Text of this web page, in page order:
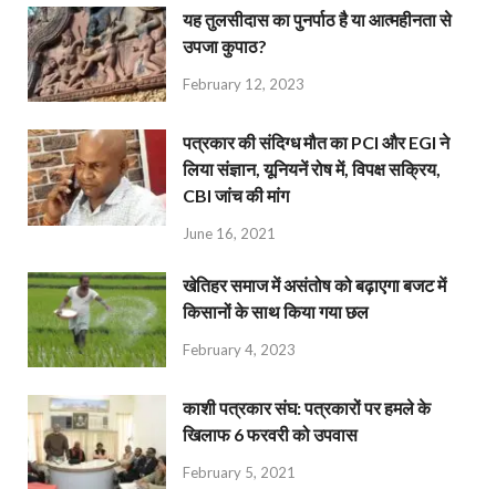
यह तुलसीदास का पुनर्पाठ है या आत्महीनता से
उपजा कुपाठ?
February 12, 2023
पत्रकार की संदिग्ध मौत का PCI और EGI ने
लिया संज्ञान, यूनियनें रोष में, विपक्ष सक्रिय,
CBI जांच की मांग
June 16, 2021
खेतिहर समाज में असंतोष को बढ़ाएगा बजट में
किसानों के साथ किया गया छल
February 4, 2023
काशी पत्रकार संघ: पत्रकारों पर हमले के
खिलाफ 6 फरवरी को उपवास
February 5, 2021